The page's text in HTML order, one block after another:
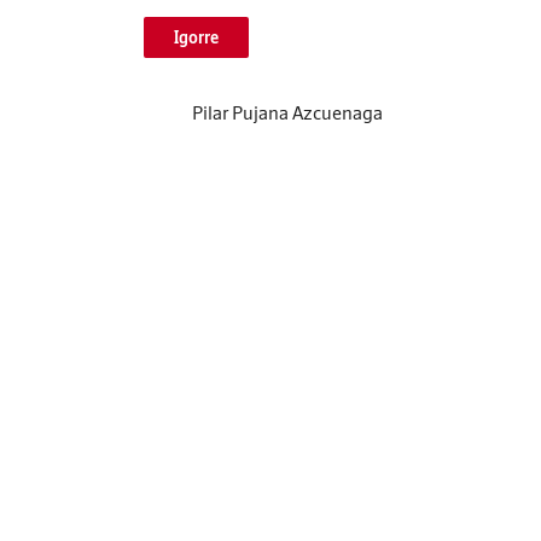
Igorre
Pilar Pujana Azcuenaga